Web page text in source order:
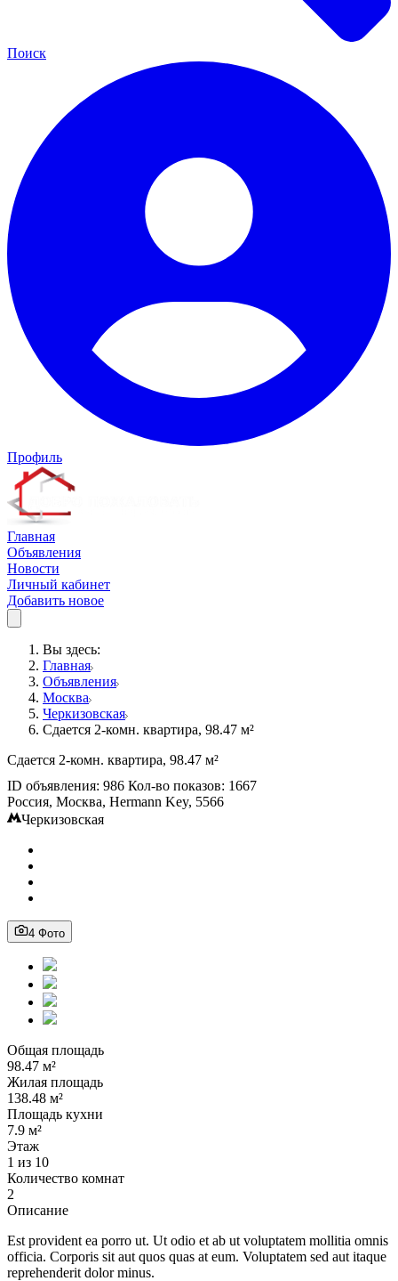
Поиск
Профиль
Главная
Объявления
Новости
Личный кабинет
Добавить новое
Вы здесь:
Главная
Объявления
Москва
Черкизовская
Сдается 2-комн. квартира, 98.47 м²
Сдается 2-комн. квартира, 98.47 м²
ID объявления: 986 Кол-во показов: 1667
Россия, Москва, Hermann Key, 5566
Черкизовская
4 Фото
Общая площадь
98.47 м²
Жилая площадь
138.48 м²
Площадь кухни
7.9 м²
Этаж
1 из 10
Количество комнат
2
Описание
Est provident ea porro ut. Ut odio et ab ut voluptatem mollitia omnis
officia. Corporis sit aut quos quas at eum. Voluptatem sed aut itaque
reprehenderit dolor minus.